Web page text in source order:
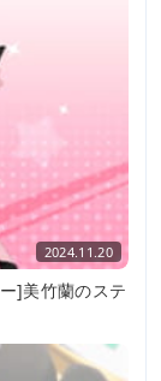
2024.11.20
]美竹蘭のステ